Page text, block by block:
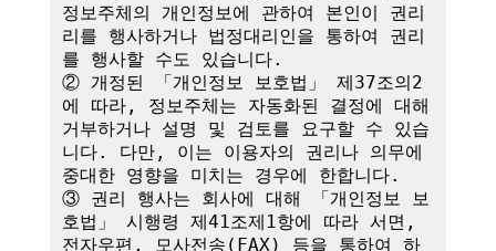
정보주체의 개인정보에 관하여 본인이 권리
리를 행사하거나 법정대리인을 통하여 권리
를 행사할 수도 있습니다.
② 개정된 「개인정보 보호법」 제37조의2
에 따라, 정보주체는 자동화된 결정에 대해
거부하거나 설명 및 검토를 요구할 수 있습
니다. 다만, 이는 이용자의 권리나 의무에
중대한 영향을 미치는 경우에 한합니다.
③ 권리 행사는 회사에 대해 「개인정보 보
호법」 시행령 제41조제1항에 따라 서면,
전자우편, 모사전송(FAX) 등을 통하여 하